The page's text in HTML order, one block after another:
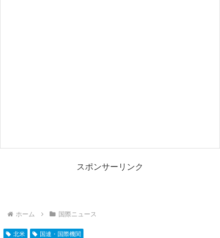
スポンサーリンク
ホーム 国際ニュース
北米 国連・国際機関